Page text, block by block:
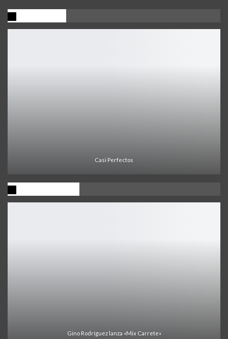
Casi Perfectos
Gino Rodríguez lanza «Mix Carrete»